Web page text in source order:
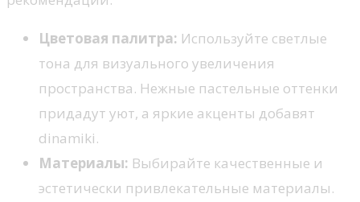
Цветовая палитра: Используйте светлые
тона для визуального увеличения
пространства. Нежные пастельные оттенки
придадут уют, а яркие акценты добавят
dinamiki.
Материалы: Выбирайте качественные и
эстетически привлекательные материалы.